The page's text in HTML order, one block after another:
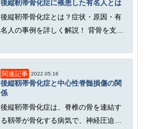
後縦靭帯骨化症に罹患した有名人とは
後縦靭帯骨化症とは？症状・原因・有
名人の事例を詳しく解説！ 背骨を支え
関連記事 2022.05.16
後縦靱帯骨化症と中心性脊髄損傷の関
係
後縦靭帯骨化症は、脊椎の骨を連結す
る靱帯が骨化する病気で、神経圧迫の